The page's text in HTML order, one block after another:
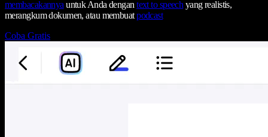
membacakannya untuk Anda dengantext to speech yang realistis,
merangkum dokumen, atau membuatpodcast
Coba Gratis